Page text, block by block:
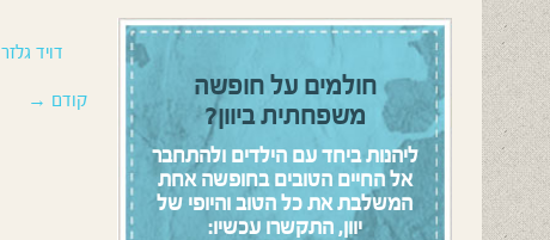
דויד גלזר
קודם →
חולמים על חופשה
משפחתית ביוון?
ליהנות ביחד עם הילדים ולהתחבר
אל החיים הטובים בחופשה אחת
המשלבת את כל הטוב והיופי של
יוון, התקשרו עכשיו: